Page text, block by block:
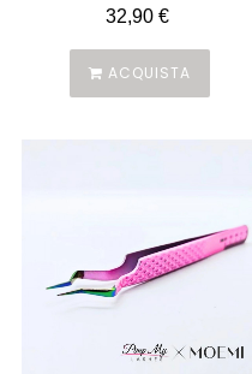
Prezzo
32,90 €
ACQUISTA